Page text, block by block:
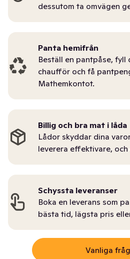
dessutom ta omvägen
Panta hemifrån
Beställ en pantpåse, fyll
chaufför och få
Mathemkontot.
Billig och bra mat i låda
Lådor skyddar dina
leverera effektivare,
Schyssta leveranser
Boka en leverans som
bästa tid, lägsta pris
Vanliga